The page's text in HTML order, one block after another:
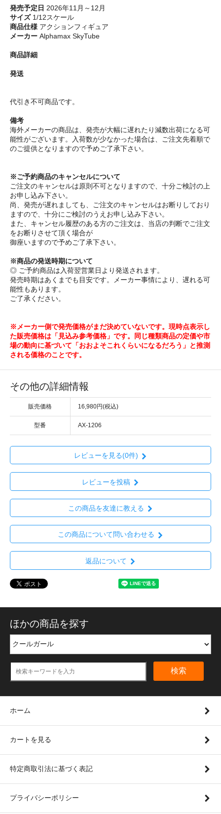
発売予定日 2026年11月～12月
サイズ1/12スケール
商品仕様 アクションフィギュア
メーカー Alphamax SkyTube
商品詳細
発送
代引き不可商品です。
備考
海外メーカーの商品は、発売が大幅に遅れたり減数出荷になる可
能性がございます。入荷数が少なかった場合は、ご注文先着順で
のご提供となりますので予めご了承下さい。
※ご予約商品のキャンセルについて
ご注文のキャンセルは原則不可となりますので、十分ご検討の上
お申し込み下さい。
尚、発売が遅れましても、ご注文のキャンセルはお断りしており
ますので、十分にご検討のうえお申し込み下さい。
また、キャンセル履歴のある方のご注文は、当店の判断でご注文
をお断りさせて頂く場合が
御座いますので予めご了承下さい。
※商品の発送時期について
◎ ご予約商品は入荷翌営業日より発送されます。
発売時期はあくまでも目安です。メーカー事情により、遅れる可
能性もあります。
ご了承ください。
※メーカー側で発売価格がまだ決めていないです。現時点表示し
た販売価格は「見込み参考価格」です。同じ種類商品の定価や市
場の動向に基づいて「おおよそこれくらいになるだろう」と推測
される価格のことです。
その他の詳細情報
販売価格 16,980円(税込)
型番 AX-1206
レビューを見る(0件)
レビューを投稿
この商品を友達に教える
この商品について問い合わせる
返品について
ほかの商品を探す
検索
ホーム
カートを見る
特定商取引法に基づく表記
プライバシーポリシー